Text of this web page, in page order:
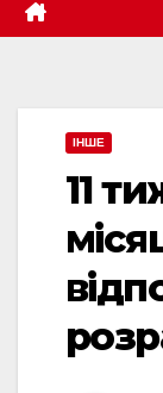
ІНШЕ
11